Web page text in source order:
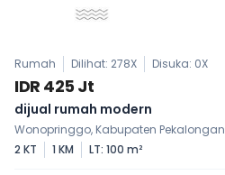
Rumah Dilihat: 278X Disuka: 0X
IDR 425 Jt
dijual rumah modern
Wonopringgo, Kabupaten Pekalongan
2 KT
1 KM LT: 100 m²